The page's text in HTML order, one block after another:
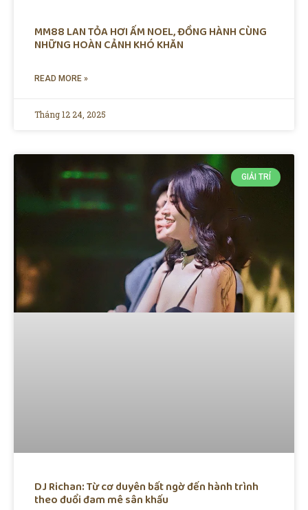
MM88 LAN TỎA HƠI ẤM NOEL, ĐỒNG HÀNH CÙNG
NHỮNG HOÀN CẢNH KHÓ KHĂN
READ MORE »
Tháng 12 24, 2025
GIẢI TRÍ
DJ Richan: Từ cơ duyên bất ngờ đến hành trình
theo đuổi đam mê sân khấu